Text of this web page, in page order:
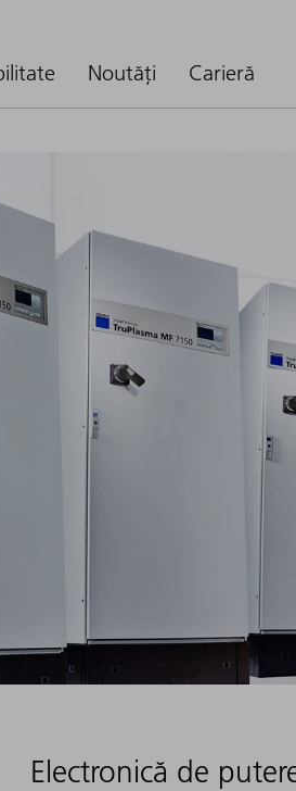
Noutăți Carieră
Electronică de